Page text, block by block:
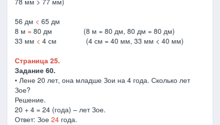
56 дм < 65 дм
8 м = 80 дм (8 м = 80 дм, 80 дм = 80 дм)
33 мм < 4 см (4 см = 40 мм, 33 мм < 40 мм)
Страница 25.
Задание 60.
• Лене 20 лет, она младше Зои на 4 года. Сколько лет
Зое?
Решение.
20 + 4 = 24 (года) – лет Зое.
Ответ: Зое 24 года.